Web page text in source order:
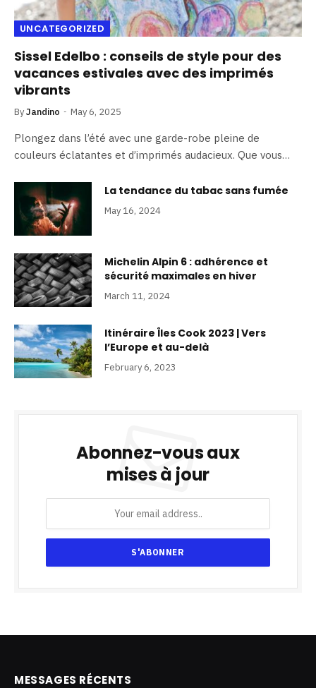
UNCATEGORIZED
Sissel Edelbo : conseils de style pour des
vacances estivales avec des imprimés
vibrants
ByJandino May 6, 2025
Plongez dans l’été avec une garde-robe pleine de
couleurs éclatantes et d’imprimés audacieux. Que vous…
La tendance du tabac sans fumée
May 16, 2024
Michelin Alpin 6 : adhérence et
sécurité maximales en hiver
March 11, 2024
Itinéraire Îles Cook 2023 | Vers
l’Europe et au-delà
February 6, 2023
Abonnez-vous aux
mises à jour
MESSAGES RÉCENTS